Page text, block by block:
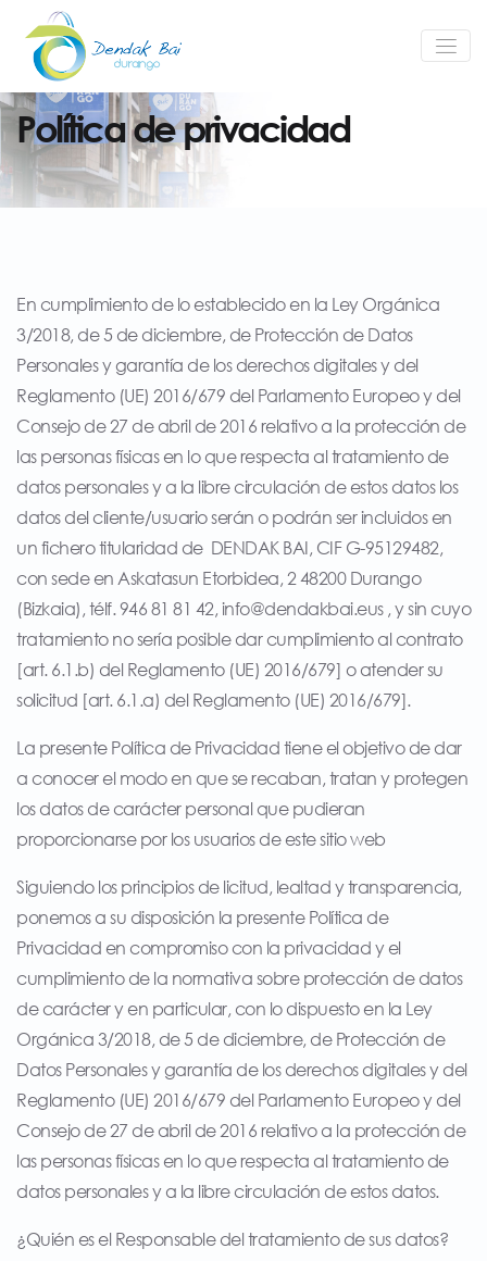
Política de privacidad
En cumplimiento de lo establecido en la Ley Orgánica
3/2018, de 5 de diciembre, de Protección de Datos
Personales y garantía de los derechos digitales y del
Reglamento (UE) 2016/679 del Parlamento Europeo y del
Consejo de 27 de abril de 2016 relativo a la protección de
las personas físicas en lo que respecta al tratamiento de
datos personales y a la libre circulación de estos datos los
datos del cliente/usuario serán o podrán ser incluidos en
un fichero titularidad de DENDAK BAI, CIF G-95129482,
con sede en Askatasun Etorbidea, 2 48200 Durango
(Bizkaia), télf.946 81 81 42, info@dendakbai.eus, y sin cuyo
tratamiento no sería posible dar cumplimiento al contrato
[art. 6.1.b) del Reglamento (UE) 2016/679] o atender su
solicitud [art. 6.1.a) del Reglamento (UE) 2016/679].
La presente Política de Privacidad tiene el objetivo de dar
a conocer el modo en que se recaban, tratan y protegen
los datos de carácter personal que pudieran
proporcionarse por los usuarios de este sitio web
Siguiendo los principios de licitud, lealtad y transparencia,
ponemos a su disposición la presente Política de
Privacidad en compromiso con la privacidad y el
cumplimiento de la normativa sobre protección de datos
de carácter y en particular, con lo dispuesto en la Ley
Orgánica 3/2018, de 5 de diciembre, de Protección de
Datos Personales y garantía de los derechos digitales y del
Reglamento (UE) 2016/679 del Parlamento Europeo y del
Consejo de 27 de abril de 2016 relativo a la protección de
las personas físicas en lo que respecta al tratamiento de
datos personales y a la libre circulación de estos datos.
¿Quién es el Responsable del tratamiento de sus datos?